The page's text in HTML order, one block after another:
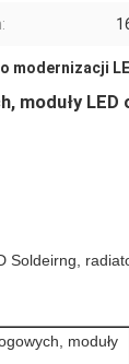
modernizacji
LED
Soldeirng,
moduły